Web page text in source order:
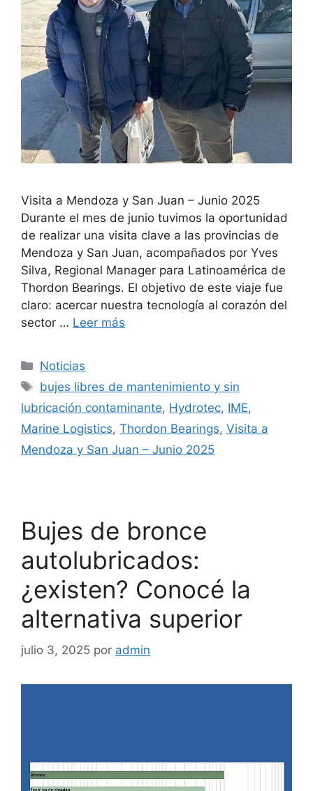
Visita a Mendoza y San Juan – Junio 2025
Durante el mes de junio tuvimos la oportunidad
de realizar una visita clave a las provincias de
Mendoza y San Juan, acompañados por Yves
Silva, Regional Manager para Latinoamérica de
Thordon Bearings. El objetivo de este viaje fue
claro: acercar nuestra tecnología al corazón del
sector … Leer más
Categorías
Noticias
Etiquetas
bujes libres de mantenimiento y sin
lubricación contaminante, Hydrotec, IME,
Marine Logistics, Thordon Bearings, Visita a
Mendoza y San Juan – Junio 2025
Bujes de bronce
autolubricados:
¿existen? Conocé la
alternativa superior
julio 3, 2025 por admin